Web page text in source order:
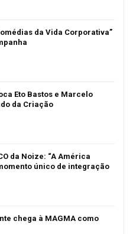
da Vida Corporativa”
Eto Bastos e Marcelo
da Criação
da Noize: “A América
único de integração
chega à MAGMA como